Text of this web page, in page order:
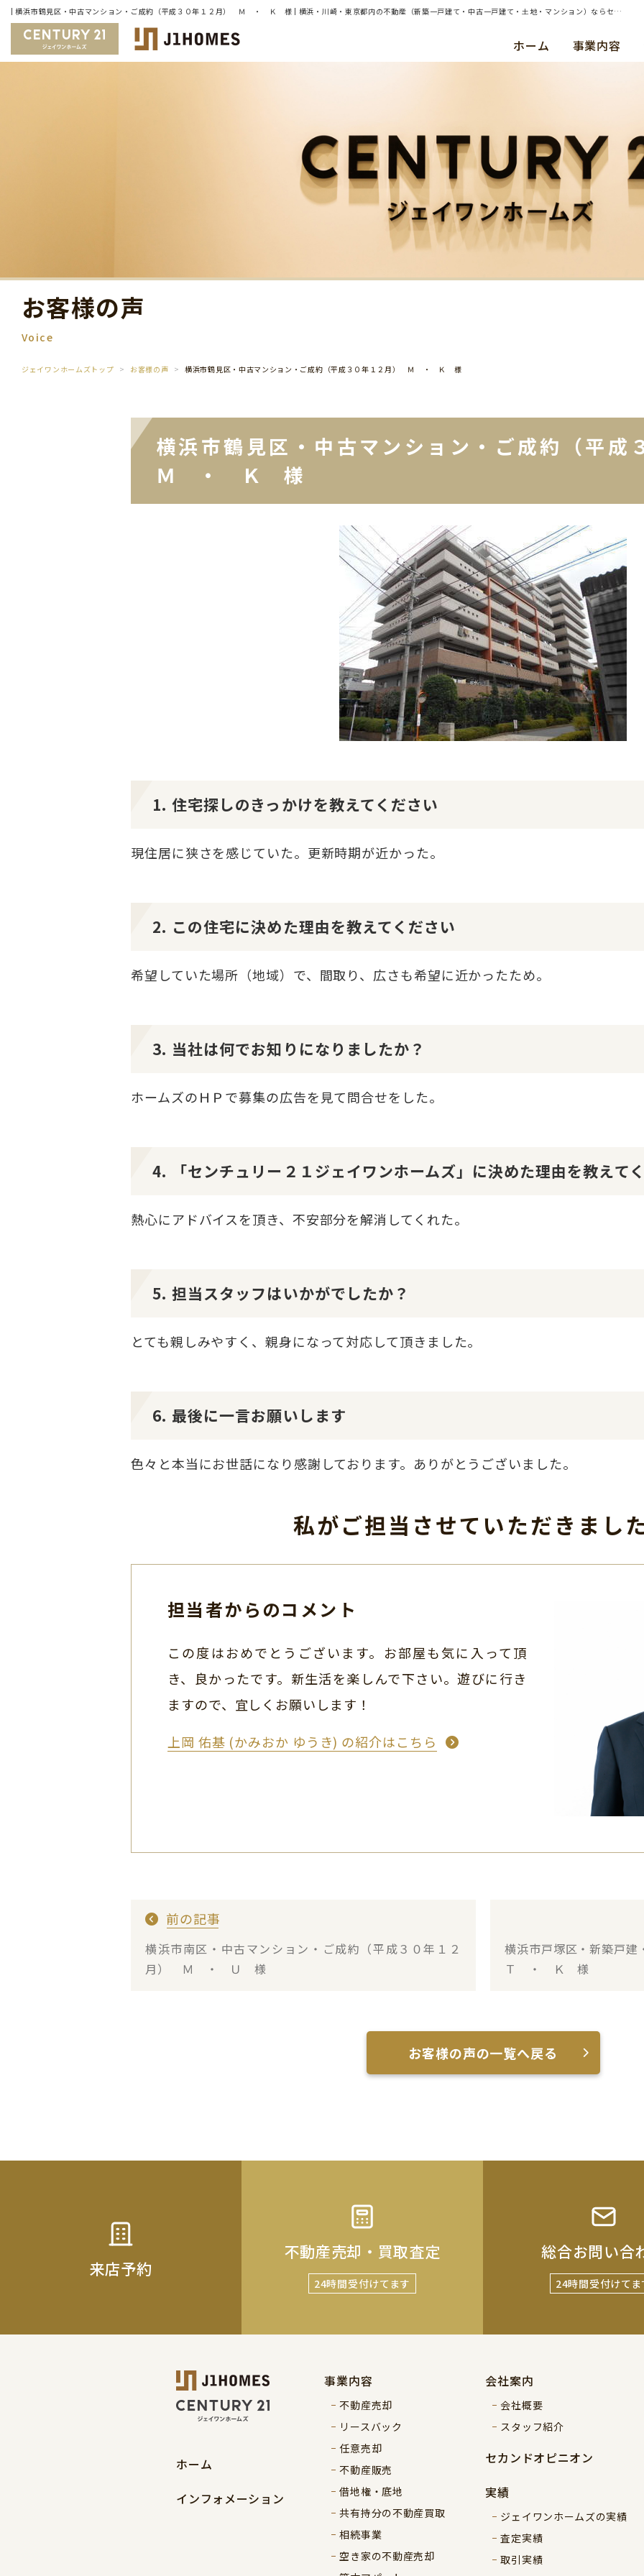
| 横浜市鶴見区・中古マンション・ご成約（平成３０年１２月） Ｍ ・ Ｋ 様 | 横浜・川崎・東京都内の不動産（新築一戸建て・中古一戸建て・土地・マンション）ならセンチュリー21ジェイワンホームズ
ホーム 事業内容
お客様の声
Voice
ジェイワンホームズトップ お客様の声 横浜市鶴見区・中古マンション・ご成約（平成３０年１２月） Ｍ ・ Ｋ 様
横浜市鶴見区・中古マンション・ご成約（平
Ｍ ・ Ｋ 様
1. 住宅探しのきっかけを教えてください
現住居に狭さを感じていた。更新時期が近かった。
2. この住宅に決めた理由を教えてください
希望していた場所（地域）で、間取り、広さも希望に近かったため。
3. 当社は何でお知りになりましたか？
ホームズのＨＰで募集の広告を見て問合せをした。
4. 「センチュリー２１ジェイワンホームズ」に決めた理由を教えて
熱心にアドバイスを頂き、不安部分を解消してくれた。
5. 担当スタッフはいかがでしたか？
とても親しみやすく、親身になって対応して頂きました。
6. 最後に一言お願いします
色々と本当にお世話になり感謝しております。ありがとうございました。
私がご担当させていただきまし
担当者からのコメント
この度はおめでとうございます。お部屋も気に入って頂
き、良かったです。新生活を楽しんで下さい。遊びに行き
ますので、宜しくお願いします！
上岡 佑基 (かみおか ゆうき) の紹介はこちら
前の記事
横浜市南区・中古マンション・ご成約（平成３０年１２
月） Ｍ ・ Ｕ 様
横浜市戸塚区・新築戸
Ｔ ・ Ｋ 様
お客様の声の一覧へ戻る
来店予約
不動産売却・買取査定
24時間受付けてます
総合お問い合
24時間受付けてま
ホーム
インフォメーション
事業内容
不動産売却
リースバック
任意売却
不動産販売
借地権・底地
共有持分の不動産買取
相続事業
空き家の不動産売却
会社案内
会社概要
スタッフ紹介
セカンドオピニオン
実績
ジェイワンホームズの実績
査定実績
取引実績